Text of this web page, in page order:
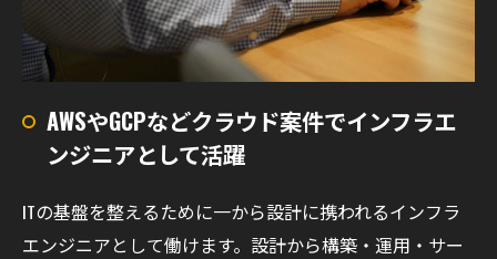
AWSやGCPなどクラウド案件でインフラエ
ンジニアとして活躍
ITの基盤を整えるために一から設計に携われるインフラ
エンジニアとして働けます。設計から構築・運用・サー